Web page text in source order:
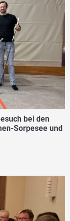
bei den
Sorpesee und